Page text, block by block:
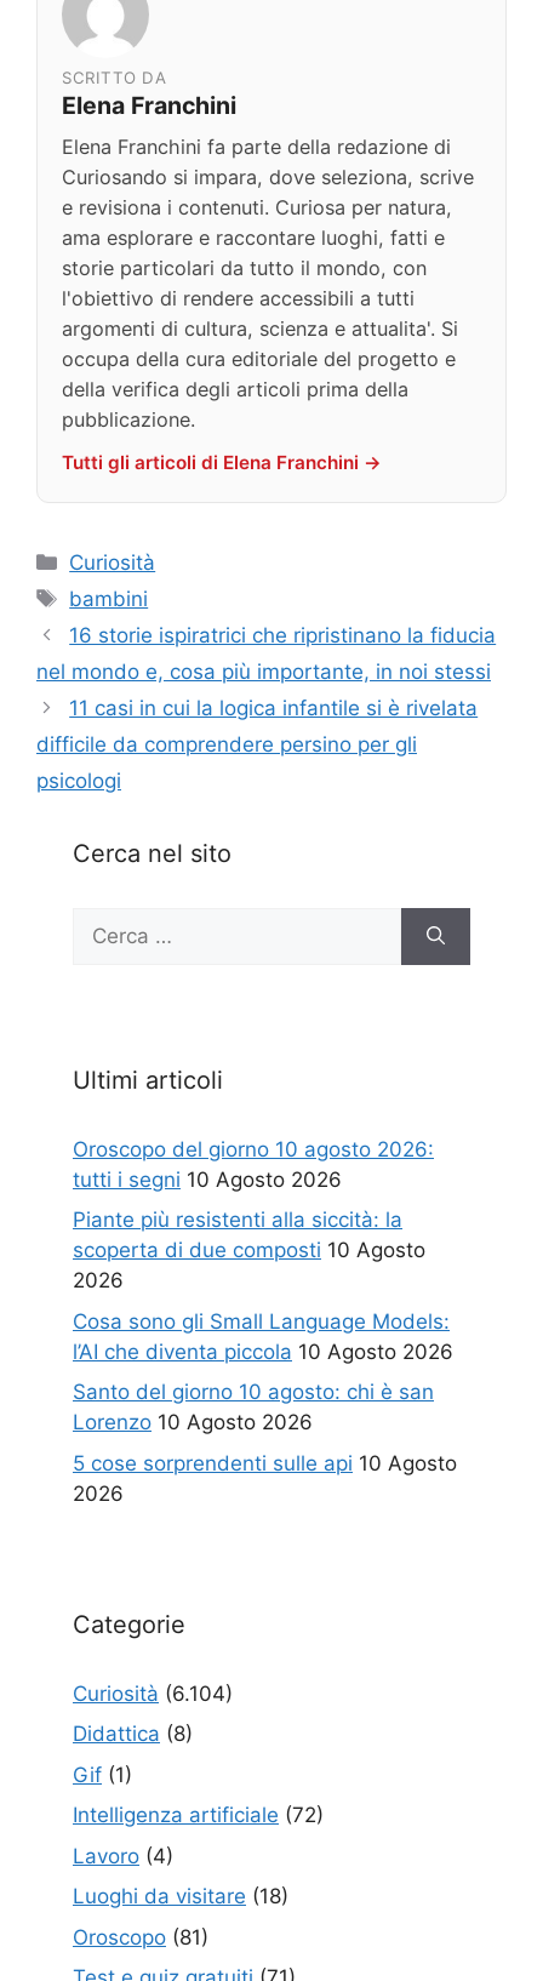
SCRITTO DA
Elena Franchini
Elena Franchini fa parte della redazione di
Curiosando si impara, dove seleziona, scrive
e revisiona i contenuti. Curiosa per natura,
ama esplorare e raccontare luoghi, fatti e
storie particolari da tutto il mondo, con
l'obiettivo di rendere accessibili a tutti
argomenti di cultura, scienza e attualita'. Si
occupa della cura editoriale del progetto e
della verifica degli articoli prima della
pubblicazione.
Tutti gli articoli di Elena Franchini →
Categorie
Curiosità
Tag
bambini
16 storie ispiratrici che ripristinano la fiducia
nel mondo e, cosa più importante, in noi stessi
11 casi in cui la logica infantile si è rivelata
difficile da comprendere persino per gli
psicologi
Cerca nel sito
per:
Ultimi articoli
Oroscopo del giorno 10 agosto 2026:
tutti i segni 10 Agosto 2026
Piante più resistenti alla siccità: la
scoperta di due composti 10 Agosto
2026
Cosa sono gli Small Language Models:
l’AI che diventa piccola 10 Agosto 2026
Santo del giorno 10 agosto: chi è san
Lorenzo 10 Agosto 2026
5 cose sorprendenti sulle api 10 Agosto
2026
Categorie
Curiosità (6.104)
Didattica (8)
Gif (1)
Intelligenza artificiale (72)
Lavoro (4)
Luoghi da visitare (18)
Oroscopo (81)